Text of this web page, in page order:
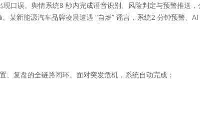
口误。舆情系统8 秒内完成语音识别、风险判定与预警推送
某新能源汽车品牌凌晨遭遇 “自燃” 谣言，系统2 分钟预警、
、复盘的全链路闭环。面对突发危机，系统自动完成：